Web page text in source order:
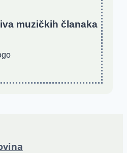
muzičkih članaka